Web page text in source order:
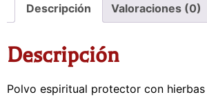
Descripción Valoraciones (0)
Descripción
Polvo espiritual protector con